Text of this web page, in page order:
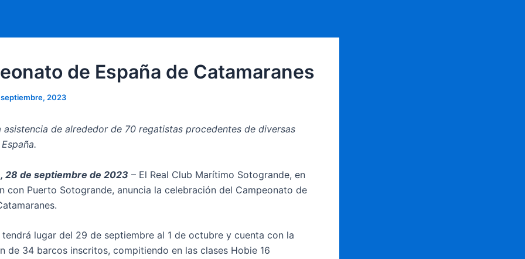
de España de Catamaranes
septiembre, 2023
asistencia de alrededor de 70 regatistas procedentes de diversas
28 de septiembre de 2023 – El Real Club Marítimo Sotogrande, en
con Puerto Sotogrande, anuncia la celebración del Campeonato de
tendrá lugar del 29 de septiembre al 1 de octubre y cuenta con la
de 34 barcos inscritos, compitiendo en las clases Hobie 16